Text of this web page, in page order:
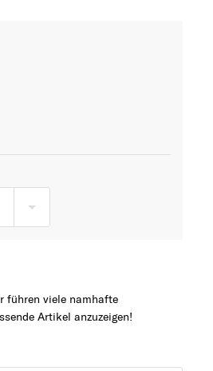
führen viele namhafte
Artikel anzuzeigen!